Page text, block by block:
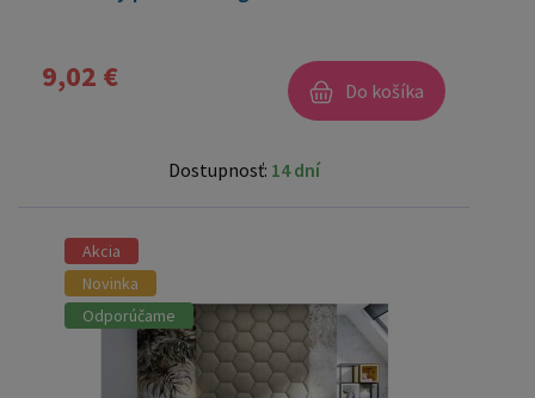
9,02 € Do košíka
Dostupnosť: 14 dní
Akcia
Novinka
Odporúčame